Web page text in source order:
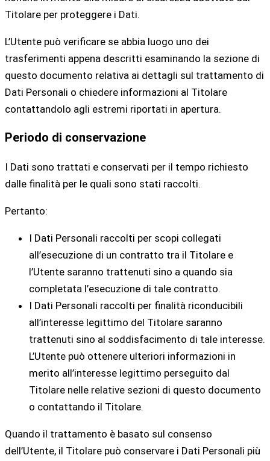
Titolare per proteggere i Dati.
L’Utente può verificare se abbia luogo uno dei
trasferimenti appena descritti esaminando la sezione di
questo documento relativa ai dettagli sul trattamento di
Dati Personali o chiedere informazioni al Titolare
contattandolo agli estremi riportati in apertura.
Periodo di conservazione
I Dati sono trattati e conservati per il tempo richiesto
dalle finalità per le quali sono stati raccolti.
Pertanto:
I Dati Personali raccolti per scopi collegati
all’esecuzione di un contratto tra il Titolare e
l’Utente saranno trattenuti sino a quando sia
completata l’esecuzione di tale contratto.
I Dati Personali raccolti per finalità riconducibili
all’interesse legittimo del Titolare saranno
trattenuti sino al soddisfacimento di tale interesse.
L’Utente può ottenere ulteriori informazioni in
merito all’interesse legittimo perseguito dal
Titolare nelle relative sezioni di questo documento
o contattando il Titolare.
Quando il trattamento è basato sul consenso
dell’Utente, il Titolare può conservare i Dati Personali più